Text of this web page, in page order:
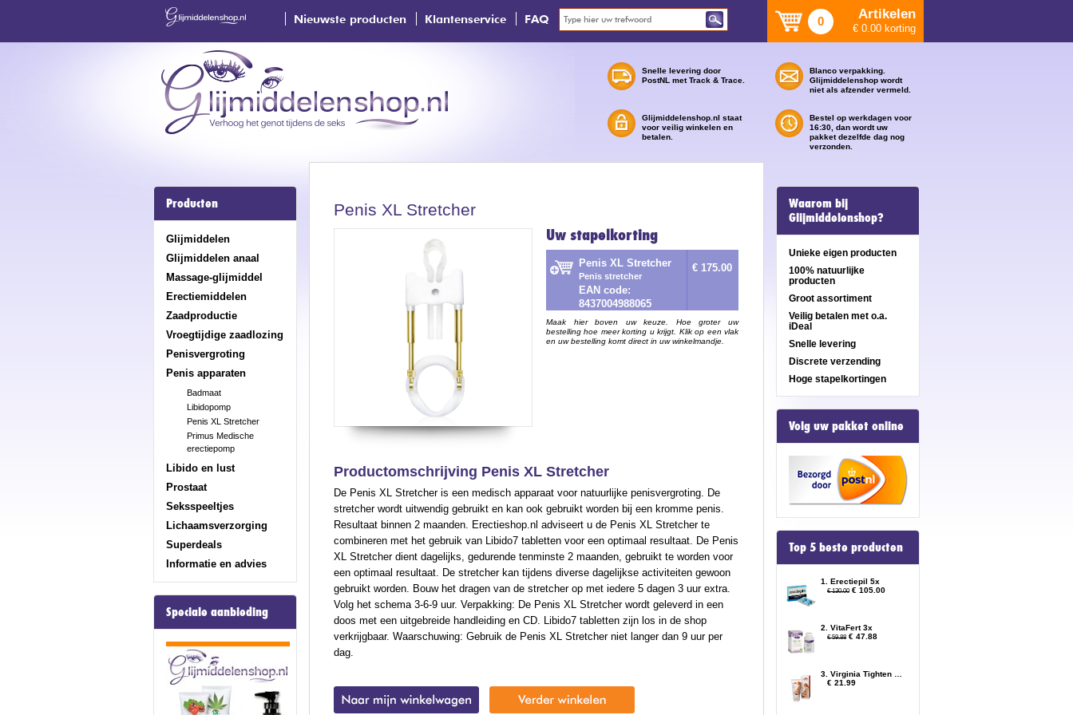
Nieuwste producten Klantenservice FAQ 0 Artikelen
€ 0.00 korting
Snelle levering door
PostNL met Track & Trace.
Glijmiddelenshop.nl staat
voor veilig winkelen en
betalen.
Blanco verpakking.
Glijmiddelenshop wordt
niet als afzender vermeld.
Bestel op werkdagen voor
16:30, dan wordt uw
pakket dezelfde dag nog
verzonden.
Producten
Glijmiddelen
Glijmiddelen anaal
Massage-glijmiddel
Erectiemiddelen
Zaadproductie
Vroegtijdige zaadlozing
Penisvergroting
Penis apparaten
Badmaat
Libidopomp
Penis XL Stretcher
Primus Medische
erectiepomp
Libido en lust
Prostaat
Seksspeeltjes
Lichaamsverzorging
Superdeals
Informatie en advies
Speciale aanbieding
Penis XL Stretcher
Uw stapelkorting
Penis XL Stretcher
Penis stretcher
EAN code:
8437004988065
€ 175.00
Maak hier boven uw keuze. Hoe groter uw
bestelling hoe meer korting u krijgt. Klik op een vlak
en uw bestelling komt direct in uw winkelmandje.
Productomschrijving Penis XL Stretcher
De Penis XL Stretcher is een medisch apparaat voor natuurlijke penisvergroting. De
stretcher wordt uitwendig gebruikt en kan ook gebruikt worden bij een kromme penis.
Resultaat binnen 2 maanden. Erectieshop.nl adviseert u de Penis XL Stretcher te
combineren met het gebruik van Libido7 tabletten voor een optimaal resultaat. De Penis
XL Stretcher dient dagelijks, gedurende tenminste 2 maanden, gebruikt te worden voor
een optimaal resultaat. De stretcher kan tijdens diverse dagelijkse activiteiten gewoon
gebruikt worden. Bouw het dragen van de stretcher op met iedere 5 dagen 3 uur extra.
Volg het schema 3-6-9 uur. Verpakking: De Penis XL Stretcher wordt geleverd in een
doos met een uitgebreide handleiding en CD. Libido7 tabletten zijn los in de shop
verkrijgbaar. Waarschuwing: Gebruik de Penis XL Stretcher niet langer dan 9 uur per
dag.
Waarom bij
Glijmiddelenshop?
Unieke eigen producten
100% natuurlijke
producten
Groot assortiment
Veilig betalen met o.a.
iDeal
Snelle levering
Discrete verzending
Hoge stapelkortingen
Volg uw pakket online
Top 5 beste producten
1. Erectiepil 5x
€ 130.00 € 105.00
2. VitaFert 3x
€ 59.88 € 47.88
€ 21.99